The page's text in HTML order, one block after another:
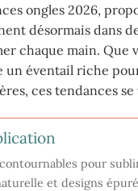
ongles 2026,
désormais dans
chaque main. Que
éventail riche
ces tendances
pour
et designs